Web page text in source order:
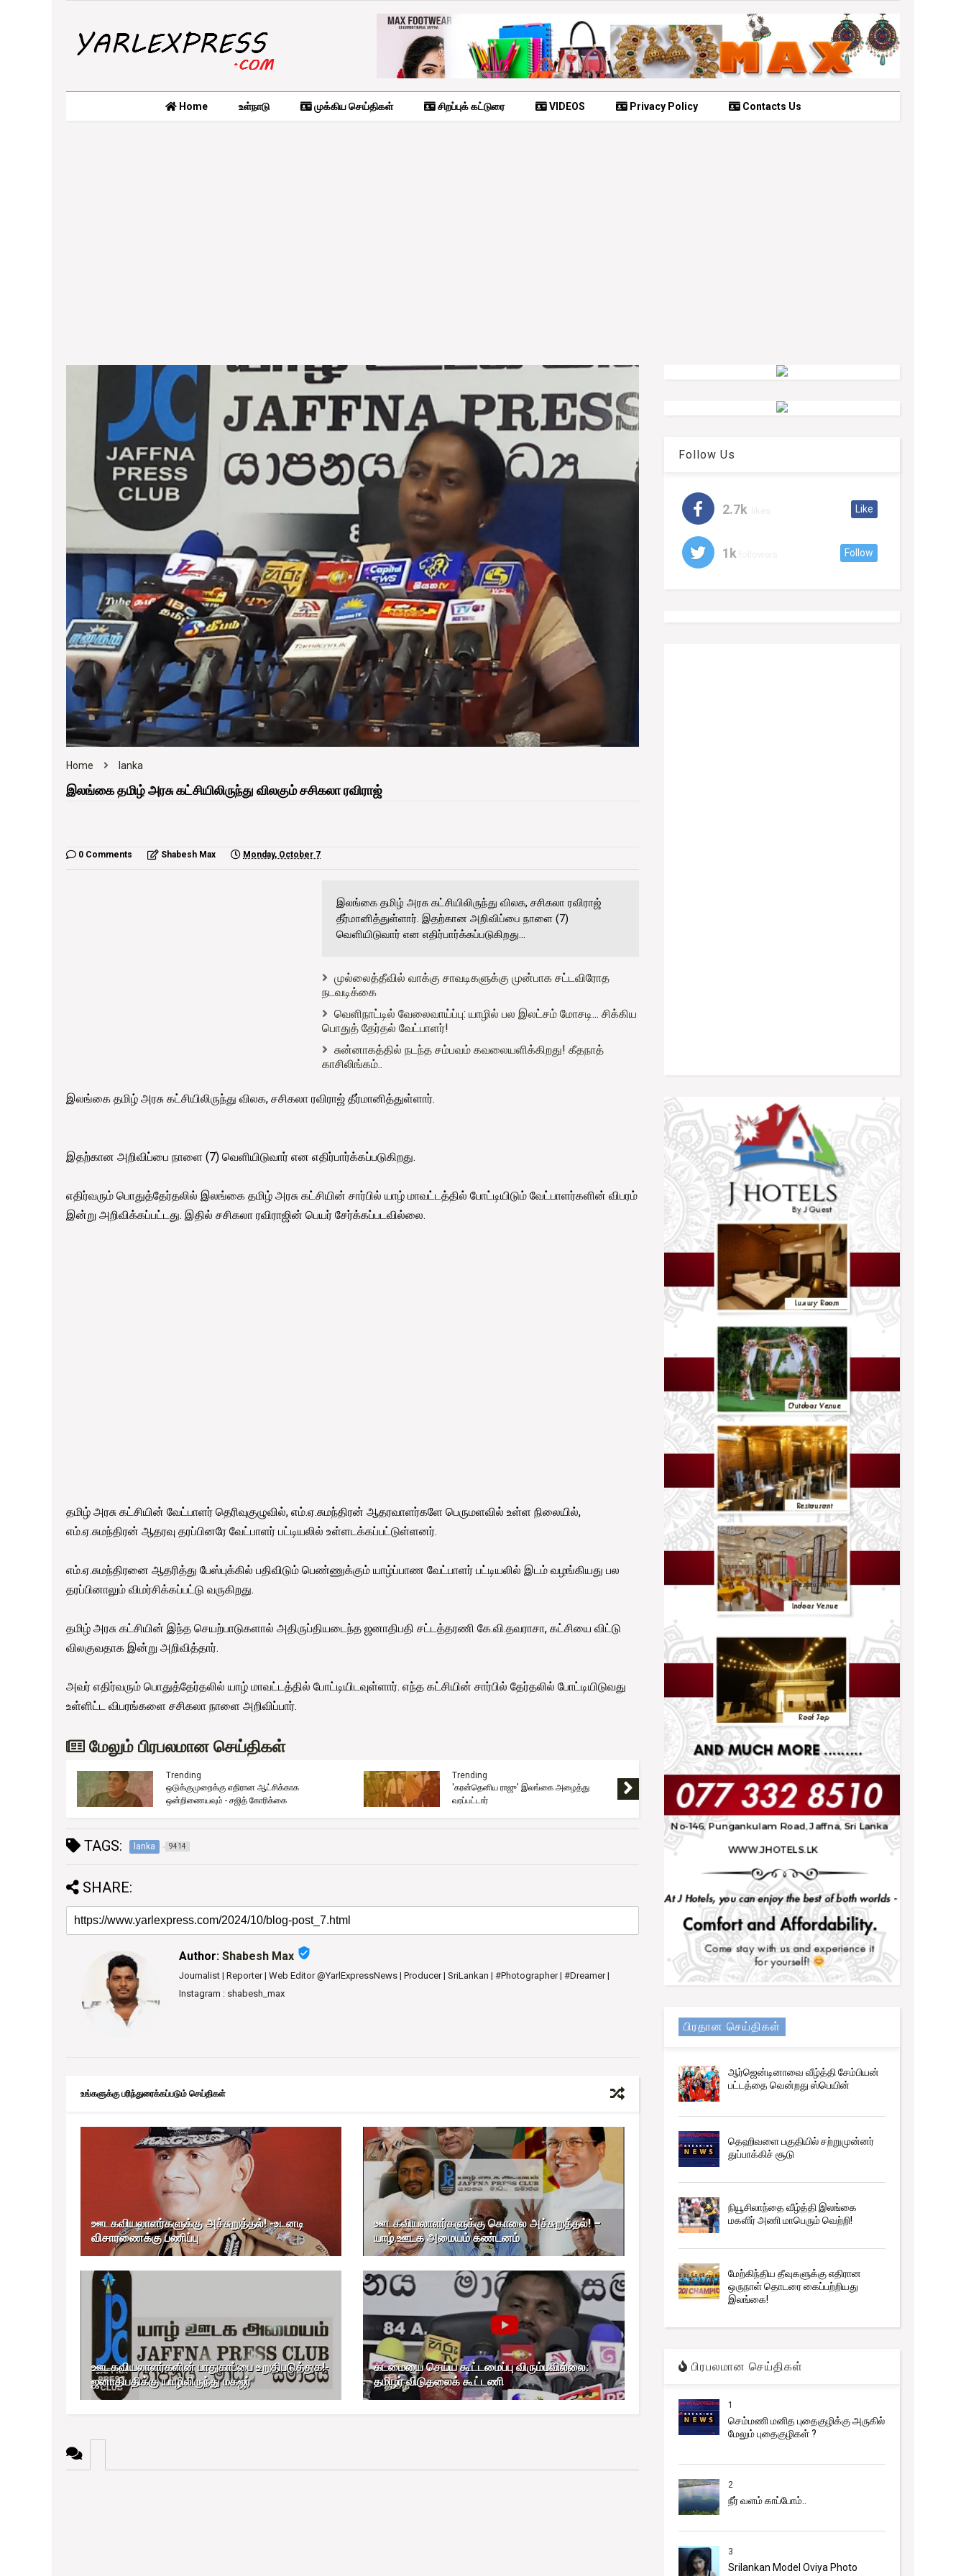
Home உள்நாடு முக்கிய செய்திகள் சிறப்புக் கட்டுரை VIDEOS Privacy Policy Contacts Us
Home lanka
இலங்கை தமிழ் அரசு கட்சியிலிருந்து விலகும் சசிகலா ரவிராஜ்
0 Comments Shabesh Max Monday, October 7
இலங்கை தமிழ் அரசு கட்சியிலிருந்து விலக, சசிகலா ரவிராஜ்
தீர்மானித்துள்ளார். இதற்கான அறிவிப்பை நாளை (7)
வெளியிடுவார் என எதிர்பார்க்கப்படுகிறது...
முல்லைத்தீவில் வாக்கு சாவடிகளுக்கு முன்பாக சட்டவிரோத
நடவடிக்கை
வெளிநாட்டில் வேலைவாய்ப்பு: யாழில் பல இலட்சம் மோசடி... சிக்கிய
பொதுத் தேர்தல் வேட்பாளர்!
சுன்னாகத்தில் நடந்த சம்பவம் கவலையளிக்கிறது! கீதநாத்
காசிலிங்கம்..
இலங்கை தமிழ் அரசு கட்சியிலிருந்து விலக, சசிகலா ரவிராஜ் தீர்மானித்துள்ளார்.
இதற்கான அறிவிப்பை நாளை (7) வெளியிடுவார் என எதிர்பார்க்கப்படுகிறது.
எதிர்வரும் பொதுத்தேர்தலில் இலங்கை தமிழ் அரசு கட்சியின் சார்பில் யாழ் மாவட்டத்தில் போட்டியிடும் வேட்பாளர்களின் விபரம்
இன்று அறிவிக்கப்பட்டது. இதில் சசிகலா ரவிராஜின் பெயர் சேர்க்கப்படவில்லை.
தமிழ் அரசு கட்சியின் வேட்பாளர் தெரிவுகுழுவில், எம்.ஏ.சுமந்திரன் ஆதரவாளர்களே பெருமளவில் உள்ள நிலையில்,
எம்.ஏ.சுமந்திரன் ஆதரவு தரப்பினரே வேட்பாளர் பட்டியலில் உள்ளடக்கப்பட்டுள்ளனர்.
எம்.ஏ.சுமந்திரனை ஆதரித்து பேஸ்புக்கில் பதிவிடும் பெண்ணுக்கும் யாழ்ப்பாண வேட்பாளர் பட்டியலில் இடம் வழங்கியது பல
தரப்பினாலும் விமர்சிக்கப்பட்டு வருகிறது.
தமிழ் அரசு கட்சியின் இந்த செயற்பாடுகளால் அதிருப்தியடைந்த ஜனாதிபதி சட்டத்தரணி கே.வி.தவராசா, கட்சியை விட்டு
விலகுவதாக இன்று அறிவித்தார்.
அவர் எதிர்வரும் பொதுத்தேர்தலில் யாழ் மாவட்டத்தில் போட்டியிடவுள்ளார். எந்த கட்சியின் சார்பில் தேர்தலில் போட்டியிடுவது
உள்ளிட்ட விபரங்களை சசிகலா நாளை அறிவிப்பார்.
மேலும் பிரபலமான செய்திகள்
Trending
ஒடுக்குமுறைக்கு எதிரான ஆட்சிக்காக
ஒன்றிணையவும் - சஜித் கோரிக்கை
Trending
'கரன்தெனிய ராஜு' இலங்கை அழைத்து
வரப்பட்டார்
Trending
நிர்ணயிக்கப்பட்ட திகதிகளில் பரீட்சைகள்
நடைபெறும் - ஆணையாளர் நாயகம்
TAGS: lanka 9414
SHARE:
Author: Shabesh Max verified_user
Journalist | Reporter | Web Editor @YarlExpressNews | Producer | SriLankan | #Photographer | #Dreamer |
Instagram : shabesh_max
உங்களுக்கு பரிந்துரைக்கப்படும் செய்திகள்
ஊடகவியலாளர்களுக்கு அச்சுறுத்தல்! -உடனடி
விசாரணைக்கு பணிப்பு
ஊடகவியலாளர்களுக்கு கொலை அச்சுறுத்தல்! –
யாழ்.ஊடக அமையம் கண்டனம்
ஊடகவியலாளர்களின் பாதுகாப்பை உறுதிபடுத்துக!-
ஜனாதிபதிக்கு யாழிலிருந்து மகஜர்
கடமையை செய்ய கூட்டமைப்பு விரும்பவில்லை:
தமிழர் விடுதலைக் கூட்டணி
Follow Us
2.7k Like
1k Follow
பிரதான செய்திகள்
ஆர்ஜென்டினாவை வீழ்த்தி சேம்பியன்
பட்டத்தை வென்றது ஸ்பெயின்
தெஹிவளை பகுதியில் சற்றுமுன்னர்
துப்பாக்கிச் சூடு
நியூசிலாந்தை வீழ்த்தி இலங்கை
மகளிர் அணி மாபெரும் வெற்றி!
மேற்கிந்திய தீவுகளுக்கு எதிரான
ஒருநாள் தொடரை கைப்பற்றியது
இலங்கை!
பிரபலமான செய்திகள்
1
செம்மணி மனித புதைகுழிக்கு அருகில்
மேலும் புதைகுழிகள் ?
2
நீர் வளம் காப்போம்..
3
Srilankan Model Oviya Photo